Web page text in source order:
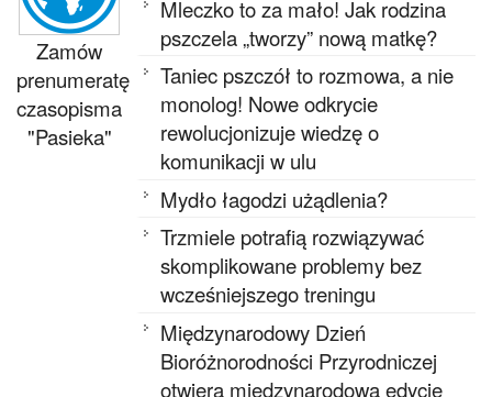
Zamów
prenumeratę
czasopisma
"Pasieka"
Mleczko to za mało! Jak rodzina
pszczela „tworzy” nową matkę?
Taniec pszczół to rozmowa, a nie
monolog! Nowe odkrycie
rewolucjonizuje wiedzę o
komunikacji w ulu
Mydło łagodzi użądlenia?
Trzmiele potrafią rozwiązywać
skomplikowane problemy bez
wcześniejszego treningu
Międzynarodowy Dzień
Bioróżnorodności Przyrodniczej
otwiera międzynarodową edycję